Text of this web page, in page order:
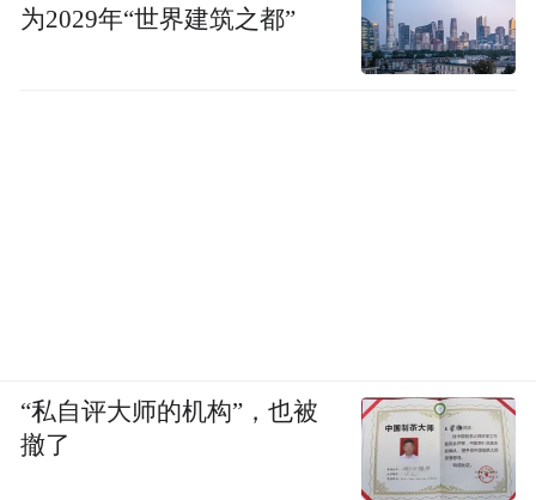
为2029年“世界建筑之都”
“私自评大师的机构”，也被
撤了